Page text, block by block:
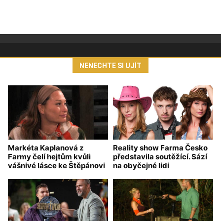
NENECHTE SI UJÍT
Markéta Kaplanová z
Farmy čelí hejtům kvůli
vášnivé lásce ke Štěpánovi
Reality show Farma Česko
představila soutěžící. Sází
na obyčejné lidi